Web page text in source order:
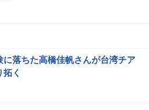
に落ちた高橋佳帆さんが台湾チア
く